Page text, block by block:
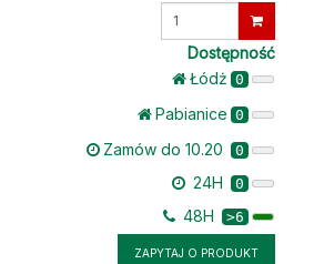
Wprowadź
Dostępność
Łódż 0
Pabianice 0
Zamów do 10.20 0
24H 0
48H >6
ZAPYTAJ O PRODUKT